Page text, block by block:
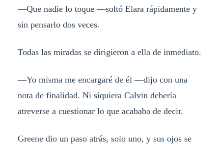
—Que nadie lo toque —soltó Elara rápidamente y
sin pensarlo dos veces.
Todas las miradas se dirigieron a ella de inmediato.
—Yo misma me encargaré de él —dijo con una
nota de finalidad. Ni siquiera Calvin debería
atreverse a cuestionar lo que acababa de decir.
Greene dio un paso atrás, solo uno, y sus ojos se